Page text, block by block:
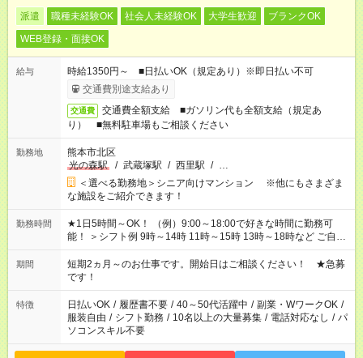
派遣 職種未経験OK 社会人未経験OK 大学生歓迎
ブランクOK
WEB登録・面接OK
給与
時給1350円～ ■日払いOK（規定あり）※即日払い不可
交通費別途支給あり
交通費
交通費全額支給 ■ガソリン代も全額支給（規定あ
り） ■無料駐車場もご相談ください
勤務地
熊本市北区
光の森駅
/ 武蔵塚駅 / 西里駅 / …
＜選べる勤務地＞シニア向けマンション ※他にもさまざま
な施設をご紹介できます！
勤務時間
★1日5時間～OK！ （例）9:00～18:00で好きな時間に勤務可
能！ ＞シフト例 9時～14時 11時～15時 13時～18時など ご自身
のご都合に合わせて勤務時間をご相談ください！ ★家庭の都合
でお休みや時間の調整が必要な場合も遠慮なくご相談くださ
い。
期間
短期2ヵ月～のお仕事です。開始日はご相談ください！ ★急募
です！
特徴 日払いOK / 履歴書不要 / 40～50代活躍中 / 副業・WワークOK /
服装自由 / シフト勤務 / 10名以上の大量募集 / 電話対応なし / パ
ソコンスキル不要